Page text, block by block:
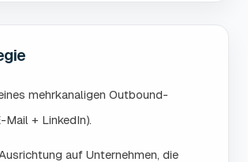
mehrkanaligen Outbound-
Mail + LinkedIn).
auf Unternehmen, die